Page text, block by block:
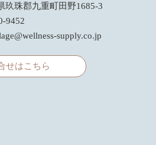
玖珠郡九重町田野1685-3
9452
supply.co.jp
せはこちら